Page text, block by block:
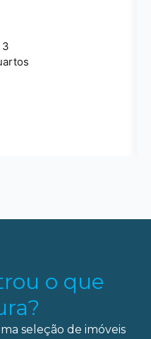
o que
seleção de imóveis